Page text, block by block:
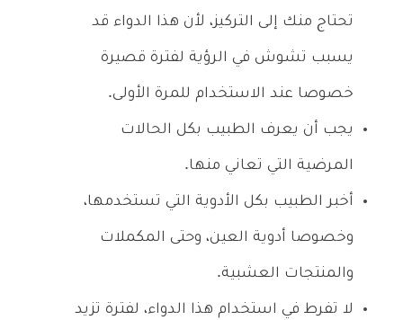
تحتاج منك إلى التركيز، لأن هذا الدواء قد
يسبب تشوش في الرؤية لفترة قصيرة
خصوصا عند الاستخدام للمرة الأولى.
يجب أن يعرف الطبيب بكل الحالات
المرضية التي تعاني منها.
أخبر الطبيب بكل الأدوية التي تستخدمها،
وخصوصا أدوية العين، وحتى المكملات
والمنتجات العشبية.
لا تفرط في استخدام هذا الدواء، لفترة تزيد